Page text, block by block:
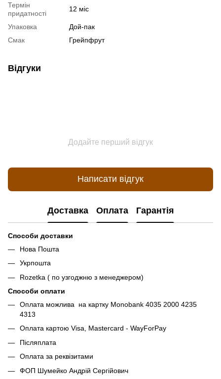
Термін
придатності
12 міс
Упаковка
Дой-пак
Смак
Грейпфрут
Відгуки
Додайте перший відгук
Написати відгук
Доставка Оплата Гарантія
Способи доставки
Нова Пошта
Укрпошта
Rozetka ( по узгоджню з менеджером)
Способи оплати
Оплата можлива на картку Monobank 4035 2000 4235
4313
Оплата картою Visa, Mastercard - WayForPay
Післяплата
Оплата за реквізитами
ФОП Шумейко Андрій Сергійович